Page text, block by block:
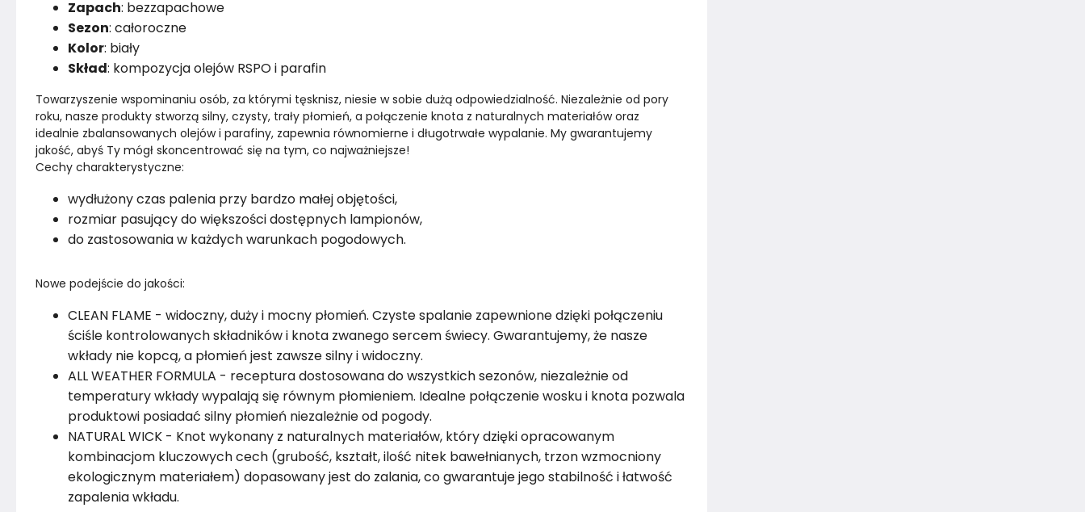
Zapach: bezzapachowe
Sezon: całoroczne
Kolor: biały
Skład: kompozycja olejów RSPO i parafin
Towarzyszenie wspominaniu osób, za którymi tęsknisz, niesie w sobie dużą odpowiedzialność. Niezależnie od pory
roku, nasze produkty stworzą silny, czysty, trały płomień, a połączenie knota z naturalnych materiałów oraz
idealnie zbalansowanych olejów i parafiny, zapewnia równomierne i długotrwałe wypalanie. My gwarantujemy
jakość, abyś Ty mógł skoncentrować się na tym, co najważniejsze!
Cechy charakterystyczne:
wydłużony czas palenia przy bardzo małej objętości,
rozmiar pasujący do większości dostępnych lampionów,
do zastosowania w każdych warunkach pogodowych.
Nowe podejście do jakości:
CLEAN FLAME - widoczny, duży i mocny płomień. Czyste spalanie zapewnione dzięki połączeniu
ściśle kontrolowanych składników i knota zwanego sercem świecy. Gwarantujemy, że nasze
wkłady nie kopcą, a płomień jest zawsze silny i widoczny.​
ALL WEATHER FORMULA - receptura dostosowana do wszystkich sezonów, niezależnie od
temperatury wkłady wypalają się równym płomieniem. Idealne połączenie wosku i knota pozwala
produktowi posiadać silny płomień niezależnie od pogody.​
NATURAL WICK - Knot wykonany z naturalnych materiałów, który dzięki opracowanym
kombinacjom kluczowych cech (grubość, kształt, ilość nitek bawełnianych, trzon​ wzmocniony
ekologicznym materiałem) dopasowany jest do zalania, co gwarantuje jego stabilność i łatwość
zapalenia wkładu. ​